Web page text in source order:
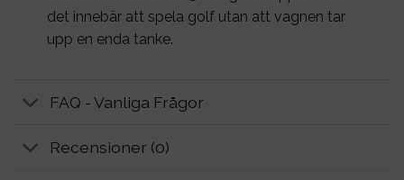
det innebär att spela golf utan att vagnen tar
upp en enda tanke.
FAQ - Vanliga Frågor
Recensioner (0)